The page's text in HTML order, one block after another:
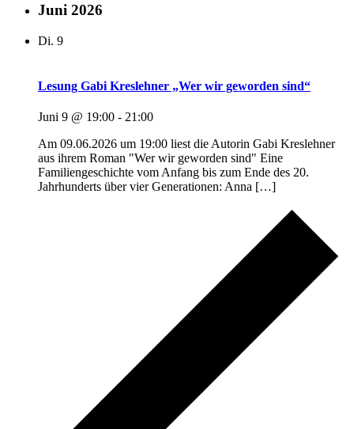
Juni 2026
Di. 9
Lesung Gabi Kreslehner „Wer wir geworden sind“
Juni 9 @ 19:00 - 21:00
Am 09.06.2026 um 19:00 liest die Autorin Gabi Kreslehner
aus ihrem Roman "Wer wir geworden sind" Eine
Familiengeschichte vom Anfang bis zum Ende des 20.
Jahrhunderts über vier Generationen: Anna […]